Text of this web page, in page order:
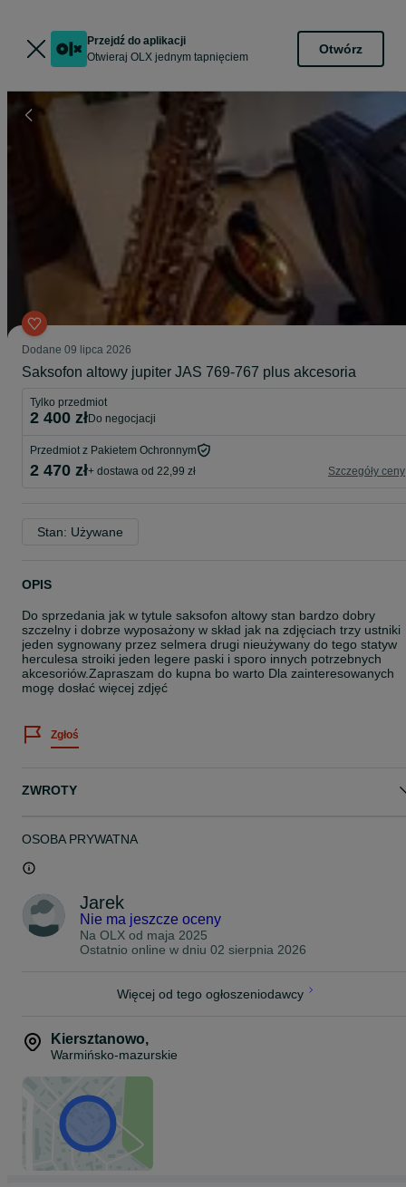
Przejdź do aplikacji
Otwieraj OLX jednym tapnięciem
Otwórz
Dodane 09 lipca 2026
Saksofon altowy jupiter JAS 769-767 plus akcesoria
Tylko przedmiot
2 400 zł do negocjacji
Przedmiot z Pakietem Ochronnym
2 470 zł+ dostawa od 22,99 zł Szczegóły ceny
Stan: Używane
OPIS
Do sprzedania jak w tytule saksofon altowy stan bardzo dobry
szczelny i dobrze wyposażony w skład jak na zdjęciach trzy ustniki
jeden sygnowany przez selmera drugi nieużywany do tego statyw
herculesa stroiki jeden legere paski i sporo innych potrzebnych
akcesoriów.Zapraszam do kupna bo warto Dla zainteresowanych
mogę dosłać więcej zdjęć
Zgłoś
ZWROTY
OSOBA PRYWATNA
Jarek
Nie ma jeszcze oceny
Na OLX od maja 2025
Ostatnio online w dniu 02 sierpnia 2026
Więcej od tego ogłoszeniodawcy
Kiersztanowo,
Warmińsko-mazurskie